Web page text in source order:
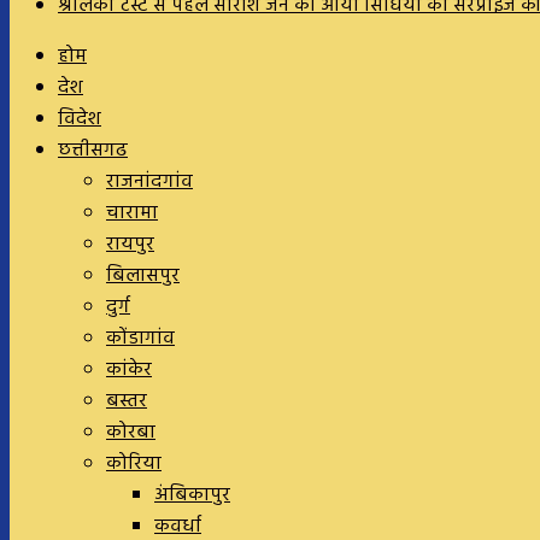
होम
देश
विदेश
छत्तीसगढ
राजनांदगांव
चारामा
रायपुर
बिलासपुर
दुर्ग
कोंडागांव
कांकेर
बस्तर
कोरबा
कोरिया
अंबिकापुर
कवर्धा